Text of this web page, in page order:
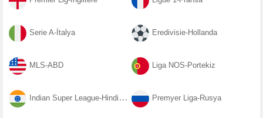
Serie A-İtalya Eredivisie-Hollanda
MLS-ABD Liga NOS-Portekiz
Indian Super League-Hindistan Premyer Liga-Rusya